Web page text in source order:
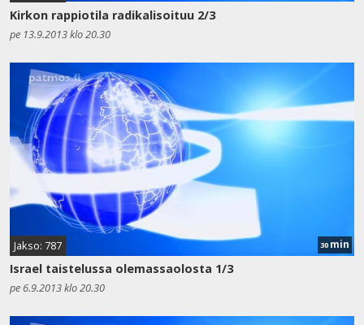
Kirkon rappiotila radikalisoituu 2/3
pe 13.9.2013 klo 20.30
Jakso: 787 30 min
Israel taistelussa olemassaolosta 1/3
pe 6.9.2013 klo 20.30